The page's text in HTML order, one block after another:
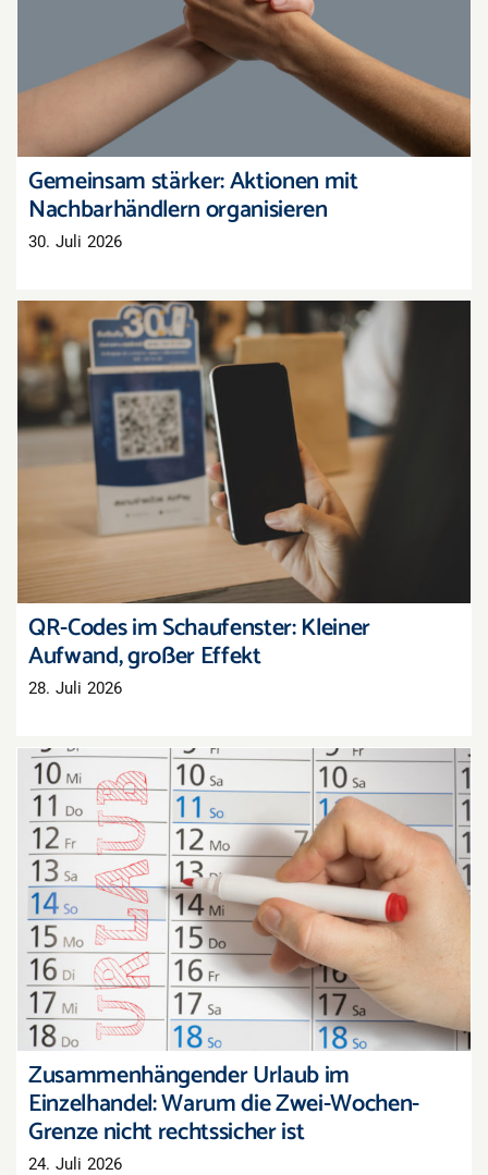
Gemeinsam stärker: Aktionen mit
Nachbarhändlern organisieren
Gemeinsam stärker: Aktionen mit
Nachbarhändlern organisieren
30. Juli 2026
QR-Codes im Schaufenster: Kleiner Aufwand,
großer Effekt
QR-Codes im Schaufenster: Kleiner
Aufwand, großer Effekt
28. Juli 2026
Zusammenhängender Urlaub im Einzelhandel:
Warum die Zwei-Wochen-Grenze nicht
rechtssicher ist
Zusammenhängender Urlaub im
Einzelhandel: Warum die Zwei-Wochen-
Grenze nicht rechtssicher ist
24. Juli 2026